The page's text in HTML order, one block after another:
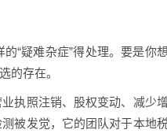
“疑难杂症”得处理。要是你
的存在。
执照注销、股权变动、减少
被发觉，它的团队对于本地